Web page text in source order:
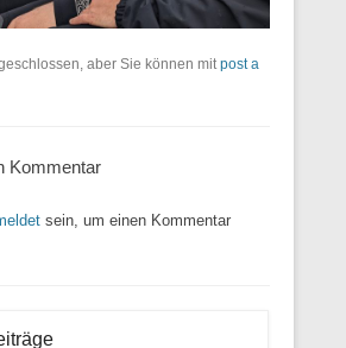
aber Sie können mitpost a
Kommentar
sein, um einen Kommentar